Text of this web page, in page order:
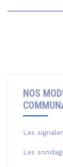
NOS
Les
Les